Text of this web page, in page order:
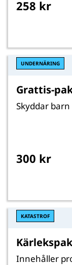
258 kr
UNDERNÄRING
Grattis-
Skyddar
300 kr
KATASTROF
Innehåller